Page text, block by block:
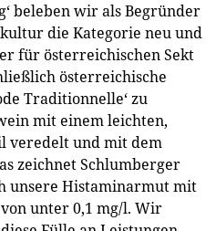
beleben wir als Begründer
die Kategorie neu und
für österreichischen Sekt
österreichische
Traditionnelle‘ zu
mit einem leichten,
veredelt und mit dem
zeichnet Schlumberger
unsere Histaminarmut mit
unter 0,1 mg/l. Wir